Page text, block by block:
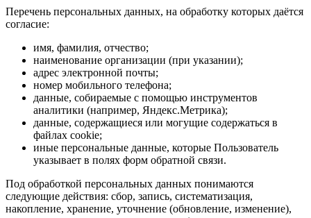
Перечень персональных данных, на обработку которых даётся
согласие:
имя, фамилия, отчество;
наименование организации (при указании);
адрес электронной почты;
номер мобильного телефона;
данные, собираемые с помощью инструментов
аналитики (например, Яндекс.Метрика);
данные, содержащиеся или могущие содержаться в
файлах cookie;
иные персональные данные, которые Пользователь
указывает в полях форм обратной связи.
Под обработкой персональных данных понимаются
следующие действия: сбор, запись, систематизация,
накопление, хранение, уточнение (обновление, изменение),